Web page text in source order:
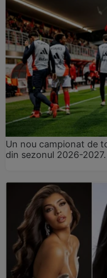
Un nou campionat de
din sezonul 2026-